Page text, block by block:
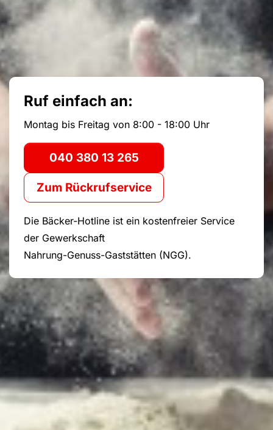
Ruf einfach an:
Montag bis Freitag von 8:00 - 18:00 Uhr
040 380 13 265
Zum Rückrufservice
Die Bäcker-Hotline ist ein kostenfreier Service
der Gewerkschaft
Nahrung-Genuss-Gaststätten (NGG).